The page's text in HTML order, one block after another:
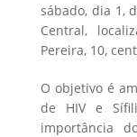
sábado, dia 1,
Central,
Pereira, 10,
O objetivo é
de HIV e
importância